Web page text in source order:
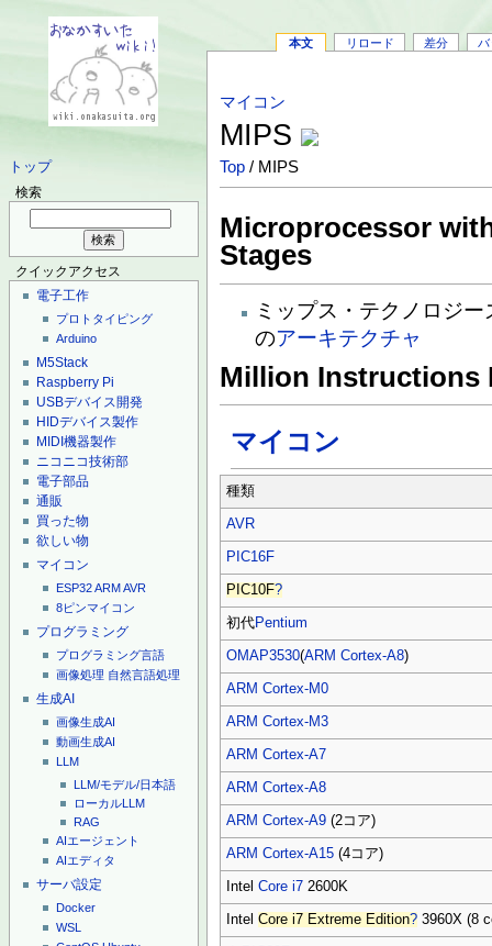
トップ
検索
クイックアクセス
電子工作
プロトタイピング
Arduino
M5Stack
Raspberry Pi
USBデバイス開発
HIDデバイス製作
MIDI機器製作
ニコニコ技術部
電子部品
通販
買った物
欲しい物
マイコン
ESP32ARMAVR
8ピンマイコン
プログラミング
プログラミング言語
画像処理 自然言語処理
生成AI
画像生成AI
動画生成AI
LLM
LLM/モデル/日本語
ローカルLLM
RAG
AIエージェント
AIエディタ
サーバ設定
Docker
WSL
本文 リロード 差分 バ
マイコン
MIPS
Top / MIPS
Microprocessor
Stages
ミップス・テクノロジ
のアーキテクチャ
Million Instructions
マイコン
種類
AVR
PIC16F
PIC10F?
初代Pentium
OMAP3530(ARM Cortex-A8)
ARM Cortex-M0
ARM Cortex-M3
ARM Cortex-A7
ARM Cortex-A8
ARM Cortex-A9 (2コア)
ARM Cortex-A15 (4コア)
IntelCore i7 2600K
IntelCore i7 Extreme Edition? 3960X (8